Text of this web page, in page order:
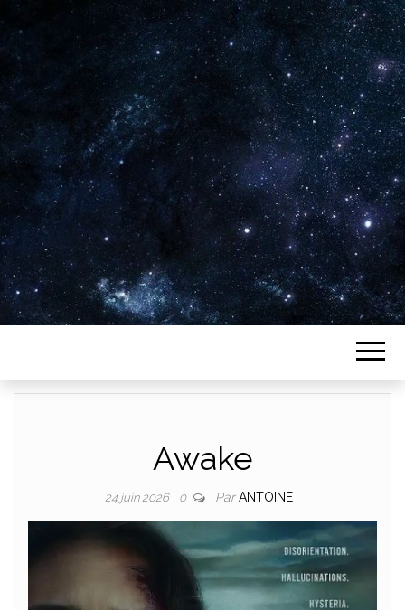
Plus de 2800 critiques de films
Awake
24 juin 2026 0 ParANTOINE